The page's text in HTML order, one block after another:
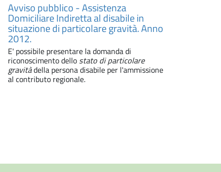
Avviso pubblico - Assistenza
Domiciliare Indiretta al disabile in
situazione di particolare gravità. Anno
2012.
E' possibile presentare la domanda di
riconoscimento dello stato di particolare
gravitàdella persona disabile per l'ammissione
al contributo regionale.